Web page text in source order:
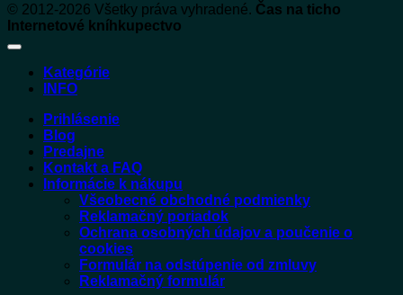
© 2012-2026 Všetky práva vyhradené. Čas na ticho
Internetové kníhkupectvo
Kategórie
INFO
Prihlásenie
Blog
Predajne
Kontakt a FAQ
Informácie k nákupu
Všeobecné obchodné podmienky
Reklamačný poriadok
Ochrana osobných údajov a poučenie o
cookies
Formulár na odstúpenie od zmluvy
Reklamačný formulár